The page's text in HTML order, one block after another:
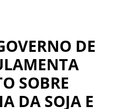
DE
SOBRE
DA SOJA E